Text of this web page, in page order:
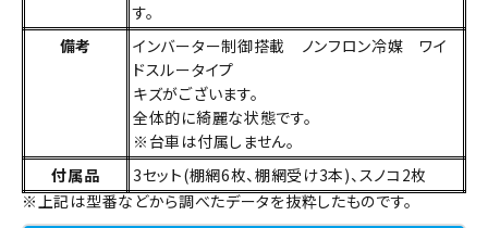
す。
備考
インバーター制御搭載 ノンフロン冷媒 ワイ
ドスルータイプ
キズがございます。
全体的に綺麗な状態です。
※台車は付属しません。
付属品
3セット(棚網6枚、棚網受け3本)、スノコ2枚
※上記は型番などから調べたデータを抜粋したものです。